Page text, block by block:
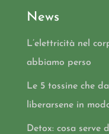
News
L’elettricità nel
abbiamo perso
Le 5 tossine che
liberarsene in
Detox: cosa serve